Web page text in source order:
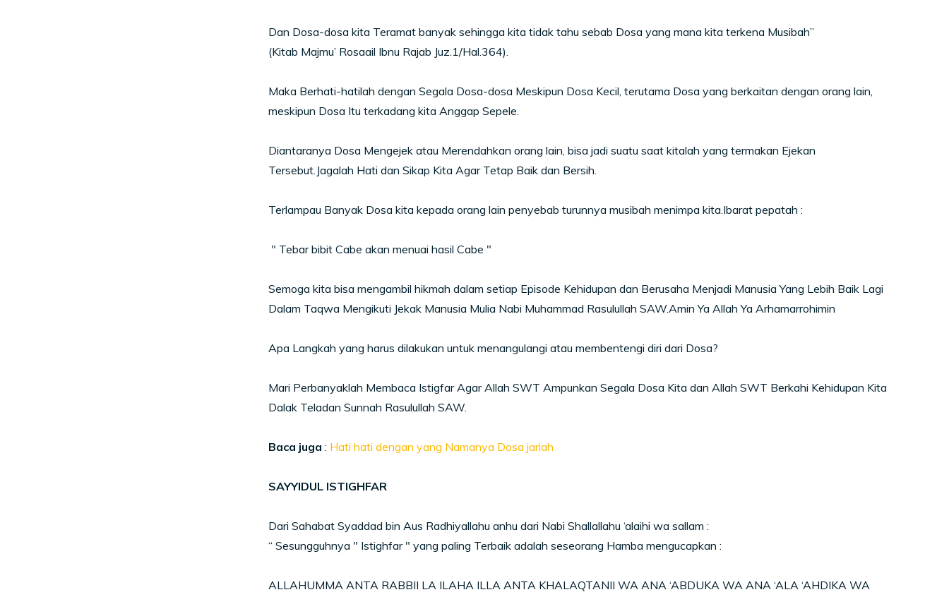
Dan Dosa-dosa kita Teramat banyak sehingga kita tidak tahu sebab Dosa yang mana kita terkena Musibah”
(Kitab Majmu’ Rosaail Ibnu Rajab Juz.1/Hal.364).
Maka Berhati-hatilah dengan Segala Dosa-dosa Meskipun Dosa Kecil, terutama Dosa yang berkaitan dengan orang lain,
meskipun Dosa Itu terkadang kita Anggap Sepele.
Diantaranya Dosa Mengejek atau Merendahkan orang lain, bisa jadi suatu saat kitalah yang termakan Ejekan
Tersebut.Jagalah Hati dan Sikap Kita Agar Tetap Baik dan Bersih.
Terlampau Banyak Dosa kita kepada orang lain penyebab turunnya musibah menimpa kita.Ibarat pepatah :
" Tebar bibit Cabe akan menuai hasil Cabe "
Semoga kita bisa mengambil hikmah dalam setiap Episode Kehidupan dan Berusaha Menjadi Manusia Yang Lebih Baik Lagi
Dalam Taqwa Mengikuti Jekak Manusia Mulia Nabi Muhammad Rasulullah SAW.Amin Ya Allah Ya Arhamarrohimin
Apa Langkah yang harus dilakukan untuk menangulangi atau membentengi diri dari Dosa?
Mari Perbanyaklah Membaca Istigfar Agar Allah SWT Ampunkan Segala Dosa Kita dan Allah SWT Berkahi Kehidupan Kita
Dalak Teladan Sunnah Rasulullah SAW.
Baca juga : Hati hati dengan yang Namanya Dosa jariah
SAYYIDUL ISTIGHFAR
Dari Sahabat Syaddad bin Aus Radhiyallahu anhu dari Nabi Shallallahu ‘alaihi wa sallam :
“ Sesungguhnya " Istighfar " yang paling Terbaik adalah seseorang Hamba mengucapkan :
ALLAHUMMA ANTA RABBII LA ILAHA ILLA ANTA KHALAQTANII WA ANA ‘ABDUKA WA ANA ‘ALA ‘AHDIKA WA